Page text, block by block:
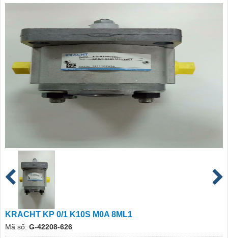
KRACHT KP 0/1 K10S M0A 8ML1
Mã số: G-42208-626